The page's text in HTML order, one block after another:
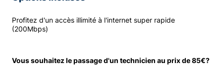
Profitez d'un accès illimité à l'internet super rapide
(200Mbps)
Vous souhaitez le passage d'un technicien au prix de 85€?